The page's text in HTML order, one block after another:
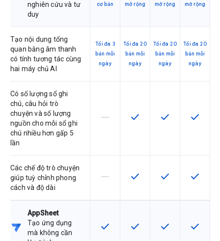
nghiên cứu và tư
duy
cơ bản
mở rộng
mở rộng
mở rộng
Tạo nội dung tổng
quan bằng âm thanh
có tính tương tác cùng
hai máy chủ AI
Tối đa 3
bản mỗi
ngày
Tối đa 20
bản mỗi
ngày
Tối đa 20
bản mỗi
ngày
Tối đa 20
bản mỗi
ngày
Có số lượng sổ ghi
chú, câu hỏi trò
chuyện và số lượng
nguồn cho mỗi sổ ghi
chú nhiều hơn gấp 5
lần
SKU này không hỗ trợ tính năng này
horizontal_rule SKU có hỗ trợ tính năng
check SKU có hỗ trợ
check SKU có
check
Các chế độ trò chuyện
giúp tuỳ chỉnh phong
cách và độ dài
SKU này không hỗ trợ tính năng này
horizontal_rule SKU có hỗ trợ tính năng
check SKU có hỗ trợ
check SKU có
check
AppSheet
Tạo ứng dụng
mà không cần
SKU có hỗ trợ tính năng này
check SKU có hỗ trợ tính năng
check SKU có hỗ trợ
check SKU có
check